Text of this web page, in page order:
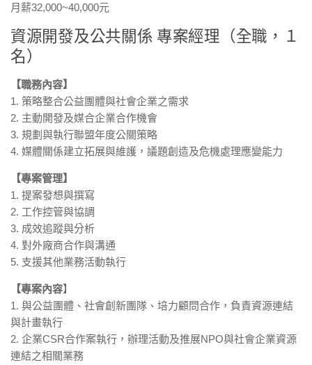
月薪32,000~40,000元
資源開發及公共關係 專案經理（全職，１
名）
【職務內容】
1. 策略整合公益團體與社會企業之需求
2. 主動開發及媒合企業合作機會
3. 規劃與執行聯盟年度公關策略
4. 媒體關係建立拓展與維護，議題創造及危機處理應變能力
【專案管理】
1. 提案發想與撰寫
2. 工作控管與協調
3. 成效追蹤與分析
4. 對外廠商合作與溝通
5. 支援其他業務活動執行
【專案內容】
1. 與公益團體、社會創新團隊、培力顧問合作，負責資源連結
與計畫執行
2. 企業CSR合作案執行，辦理活動及推展NPO與社會企業資源
連結之相關業務